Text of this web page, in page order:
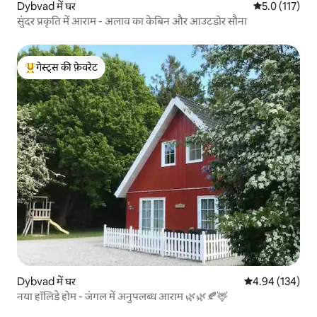
Dybvad में घर औसत रेटिंग 5 में
5.0 (117)
सुंदर प्रकृति में आराम - अलाव का केबिन और आउटडोर सौना
गेस्ट्स का टॉप फ़ेवरेट
गेस्ट्स की फ़ेवरेट
Dybvad में घर औसत रेटिंग 5 में से
4.94 (134)
नया हॉलिडे होम - जंगल में अनुपलब्ध आराम 🌿🌿🍂🦌